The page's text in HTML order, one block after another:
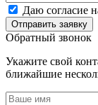
Даю согласие
Отправить заявку
Обратный звонок
Укажите свой
ближайшие